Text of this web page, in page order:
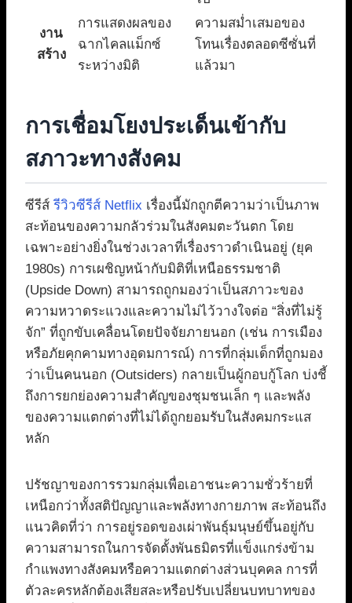
งาน
สร้าง
การแสดงผลของ
ฉากไคลแม็กซ์
ระหว่างมิติ
ความสม่ำเสมอของ
โทนเรื่องตลอดซีซั่นที่
แล้วมา
การเชื่อมโยงประเด็นเข้ากับ
สภาวะทางสังคม
ซีรีส์ รีวิวซีรีส์ Netflix เรื่องนี้มักถูกตีความว่าเป็นภาพ
สะท้อนของความกลัวร่วมในสังคมตะวันตก โดย
เฉพาะอย่างยิ่งในช่วงเวลาที่เรื่องราวดำเนินอยู่ (ยุค
1980s) การเผชิญหน้ากับมิติที่เหนือธรรมชาติ
(Upside Down) สามารถถูกมองว่าเป็นสภาวะของ
ความหวาดระแวงและความไม่ไว้วางใจต่อ “สิ่งที่ไม่รู้
จัก” ที่ถูกขับเคลื่อนโดยปัจจัยภายนอก (เช่น การเมือง
หรือภัยคุกคามทางอุดมการณ์) การที่กลุ่มเด็กที่ถูกมอง
ว่าเป็นคนนอก (Outsiders) กลายเป็นผู้กอบกู้โลก บ่งชี้
ถึงการยกย่องความสำคัญของชุมชนเล็ก ๆ และพลัง
ของความแตกต่างที่ไม่ได้ถูกยอมรับในสังคมกระแส
หลัก
ปรัชญาของการรวมกลุ่มเพื่อเอาชนะความชั่วร้ายที่
เหนือกว่าทั้งสติปัญญาและพลังทางกายภาพ สะท้อนถึง
แนวคิดที่ว่า การอยู่รอดของเผ่าพันธุ์มนุษย์ขึ้นอยู่กับ
ความสามารถในการจัดตั้งพันธมิตรที่แข็งแกร่งข้าม
กำแพงทางสังคมหรือความแตกต่างส่วนบุคคล การที่
ตัวละครหลักต้องเสียสละหรือปรับเปลี่ยนบทบาทของ